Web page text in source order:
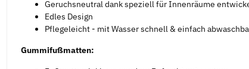
Geruchsneutral dank speziell für Innenräume
Edles Design
Pflegeleicht - mit Wasser schnell & einfach
Gummifußmatten: